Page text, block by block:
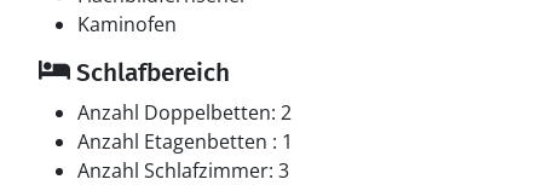
Kaminofen
Schlafbereich
Anzahl Doppelbetten: 2
Anzahl Etagenbetten : 1
Anzahl Schlafzimmer: 3